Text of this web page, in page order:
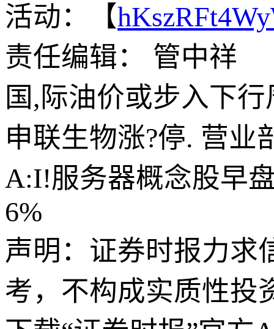
活动：【
责任编辑： 管中祥
国,际油价或步入下
申联生物涨?停. 营业
A:I!服务器概念股早
6%
声明：证券时报力求
考，不构成实质性投